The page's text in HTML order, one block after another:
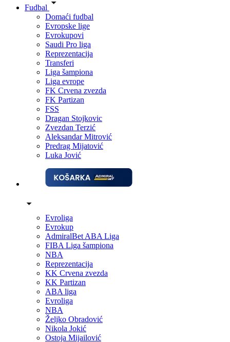
Fudbal
Domaći fudbal
Evropske lige
Evrokupovi
Saudi Pro liga
Reprezentacija
Transferi
Liga šampiona
Liga evrope
FK Crvena zvezda
FK Partizan
FSS
Dragan Stojkovic
Zvezdan Terzić
Aleksandar Mitrović
Predrag Mijatović
Luka Jović
Evroliga
Evrokup
AdmiralBet ABA Liga
FIBA Liga šampiona
NBA
Reprezentacija
KK Crvena zvezda
KK Partizan
ABA liga
Evroliga
NBA
Željko Obradović
Nikola Jokić
Ostoja Mijailović